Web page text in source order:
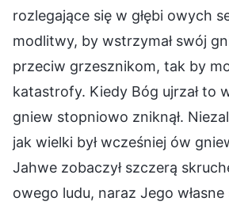
rozlegające się w głębi owych
modlitwy, by wstrzymał swój
przeciw grzesznikom, tak by
katastrofy. Kiedy Bóg ujrzał to
gniew stopniowo zniknął.
jak wielki był wcześniej ów
Jahwe zobaczył szczerą
owego ludu, naraz Jego własne